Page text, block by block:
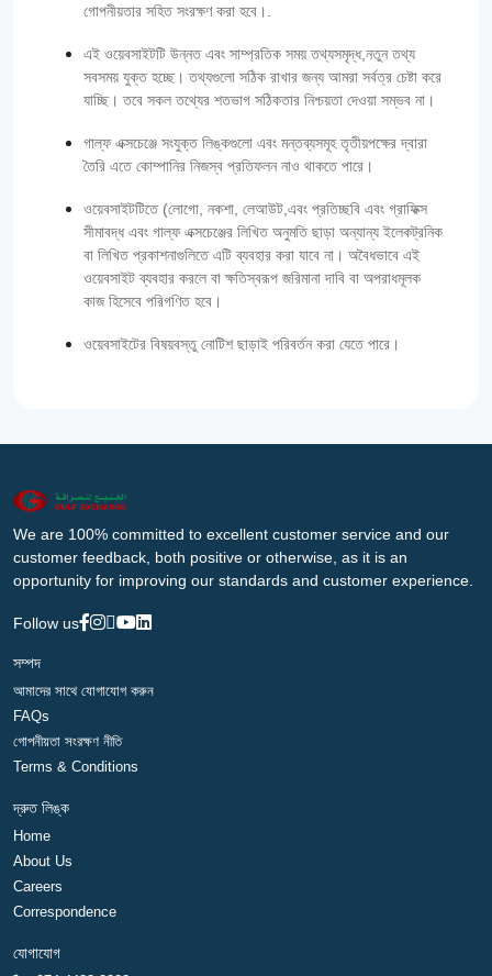
গোপনীয়তার সহিত সংরক্ষণ করা হবে।.
এই ওয়েবসাইটটি উন্নত এবং সাম্প্রতিক সময় তথ্যসমৃদ্ধ,নতুন তথ্য
সবসময় যুক্ত হচ্ছে। তথ্যগুলো সঠিক রাখার জন্য আমরা সর্বত্র চেষ্টা করে
যাচ্ছি। তবে সকল তথ্যের শতভাগ সঠিকতার নিশ্চয়তা দেওয়া সম্ভব না।
গাল্‌ফ এক্সচেঞ্জে সংযুক্ত লিঙ্কগুলো এবং মন্তব্যসমূহ তৃতীয়পক্ষের দ্বারা
তৈরি এতে কোম্পানির নিজস্ব প্রতিফলন নাও থাকতে পারে।
ওয়েবসাইটটিতে (লোগো, নকশা, লেআউট,এবং প্রতিচ্ছবি এবং গ্রাফিক্স
সীমাবদ্ধ এবং গাল্‌ফ এক্সচেঞ্জের লিখিত অনুমতি ছাড়া অন্যান্য ইলেকট্রনিক
বা লিখিত প্রকাশনাগুলিতে এটি ব্যবহার করা যাবে না। অবৈধভাবে এই
ওয়েবসাইট ব্যবহার করলে বা ক্ষতিস্বরূপ জরিমানা দাবি বা অপরাধমূলক
কাজ হিসেবে পরিগণিত হবে।
ওয়েবসাইটের বিষয়বস্তু নোটিশ ছাড়াই পরিবর্তন করা যেতে পারে।
We are 100% committed to excellent customer service and our
customer feedback, both positive or otherwise, as it is an
opportunity for improving our standards and customer experience.
Follow us
সম্পদ
আমাদের সাথে যোগাযোগ করুন
FAQs
গোপনীয়তা সংরক্ষণ নীতি
Terms & Conditions
দ্রুত লিঙ্ক
Home
About Us
Careers
Correspondence
যোগাযোগ